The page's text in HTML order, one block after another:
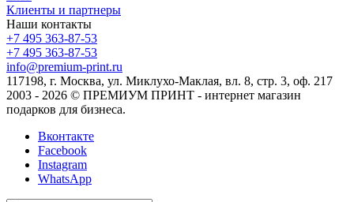
Клиенты и партнеры
Наши контакты
+7 495 363-87-53
+7 495 363-87-53
info@premium-print.ru
117198, г. Москва, ул. Миклухо-Маклая, вл. 8, стр. 3, оф. 217
2003 - 2026 © ПРЕМИУМ ПРИНТ - интернет магазин
подарков для бизнеса.
Вконтакте
Facebook
Instagram
WhatsApp